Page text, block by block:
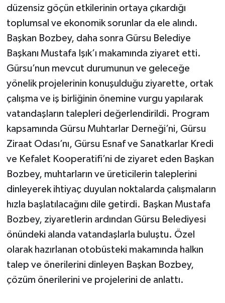
düzensiz göçün etkilerinin ortaya çıkardığı
toplumsal ve ekonomik sorunlar da ele alındı.
Başkan Bozbey, daha sonra Gürsu Belediye
Başkanı Mustafa Işık’ı makamında ziyaret etti.
Gürsu’nun mevcut durumunun ve geleceğe
yönelik projelerinin konuşulduğu ziyarette, ortak
çalışma ve iş birliğinin önemine vurgu yapılarak
vatandaşların talepleri değerlendirildi. Program
kapsamında Gürsu Muhtarlar Derneği’ni, Gürsu
Ziraat Odası’nı, Gürsu Esnaf ve Sanatkarlar Kredi
ve Kefalet Kooperatifi’ni de ziyaret eden Başkan
Bozbey, muhtarların ve üreticilerin taleplerini
dinleyerek ihtiyaç duyulan noktalarda çalışmaların
hızla başlatılacağını dile getirdi. Başkan Mustafa
Bozbey, ziyaretlerin ardından Gürsu Belediyesi
önündeki alanda vatandaşlarla buluştu. Özel
olarak hazırlanan otobüsteki makamında halkın
talep ve önerilerini dinleyen Başkan Bozbey,
çözüm önerilerini ve projelerini de anlattı.